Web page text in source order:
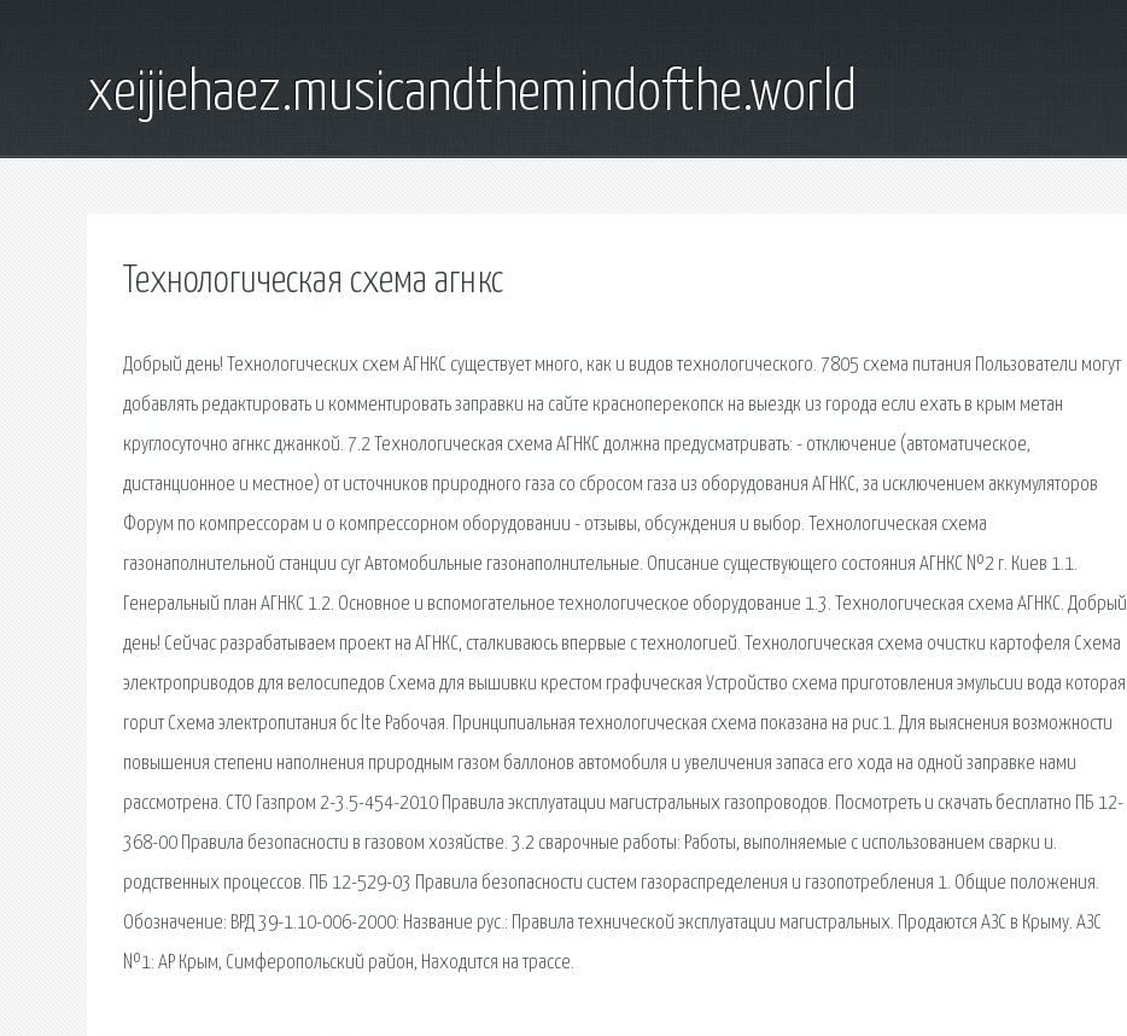
xeijiehaez.musicandthemindofthe.world
Технологическая схема агнкс
Добрый день! Технологических схем АГНКС существует много, как и видов технологического. 7805 схема питания Пользователи могут
добавлять редактировать и комментировать заправки на сайте красноперекопск на выездк из города если ехать в крым метан
круглосуточно агнкс джанкой. 7.2 Технологическая схема АГНКС должна предусматривать: - отключение (автоматическое,
дистанционное и местное) от источников природного газа со сбросом газа из оборудования АГНКС, за исключением аккумуляторов
Форум по компрессорам и о компрессорном оборудовании - отзывы, обсуждения и выбор. Технологическая схема
газонаполнительной станции суг Автомобильные газонаполнительные. Описание существующего состояния АГНКС №2 г. Киев 1.1.
Генеральный план АГНКС 1.2. Основное и вспомогательное технологическое оборудование 1.3. Технологическая схема АГНКС. Добрый
день! Сейчас разрабатываем проект на АГНКС, сталкиваюсь впервые с технологией. Технологическая схема очистки картофеля Схема
электроприводов для велосипедов Схема для вышивки крестом графическая Устройство схема приготовления эмульсии вода которая
горит Схема электропитания бс lte Рабочая. Принципиальная технологическая схема показана на рис.1. Для выяснения возможности
повышения степени наполнения природным газом баллонов автомобиля и увеличения запаса его хода на одной заправке нами
рассмотрена. СТО Газпром 2-3.5-454-2010 Правила эксплуатации магистральных газопроводов. Посмотреть и скачать бесплатно ПБ 12-
368-00 Правила безопасности в газовом хозяйстве. 3.2 сварочные работы: Работы, выполняемые с использованием сварки и.
родственных процессов. ПБ 12-529-03 Правила безопасности систем газораспределения и газопотребления 1. Общие положения.
Обозначение: ВРД 39-1.10-006-2000: Название рус.: Правила технической эксплуатации магистральных. Продаются АЗС в Крыму. АЗС
№1: АР Крым, Симферопольский район, Находится на трассе.